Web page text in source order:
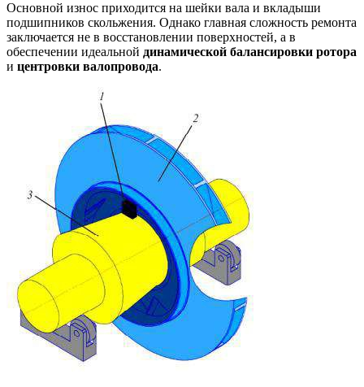
Основной износ приходится на шейки вала и вкладыши
подшипников скольжения. Однако главная сложность ремонта
заключается не в восстановлении поверхностей, а в
обеспечении идеальной динамической балансировки ротора
и центровки валопровода.